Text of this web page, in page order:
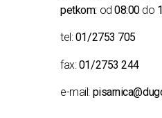
petkom: od08:00do
tel:01/2753 705
fax:01/2753 244
e-mail: